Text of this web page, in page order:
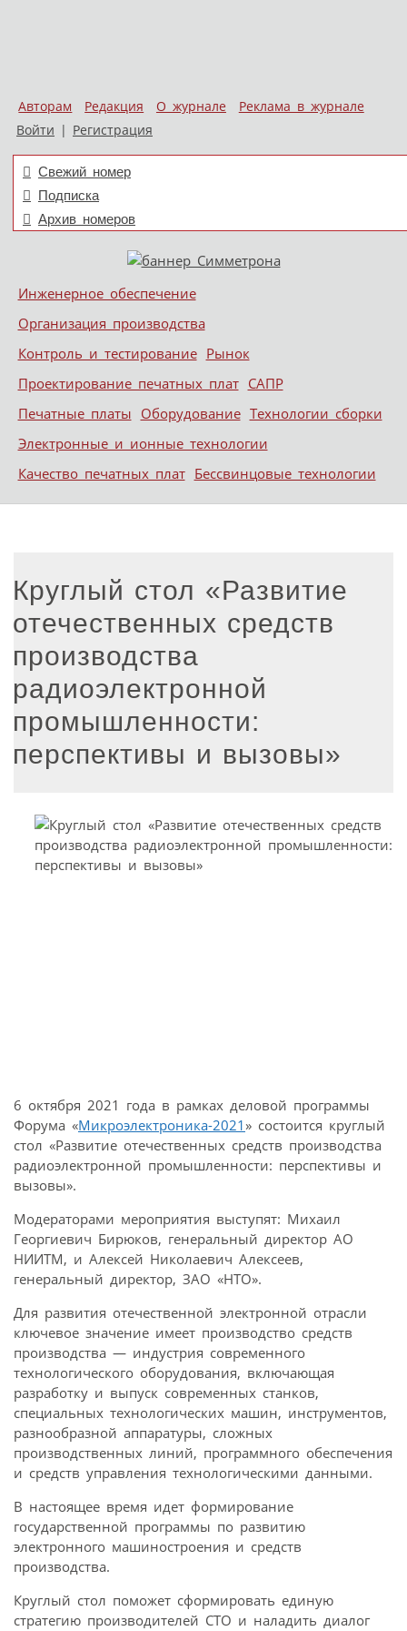
Авторам Редакция О журнале
Реклама в журнале
Войти | Регистрация
Свежий номер
Подписка
Архив номеров
Меню
Skip to content
Инженерное обеспечение
Организация производства
Контроль и тестирование Рынок
Проектирование печатных плат САПР
Печатные платы Оборудование Технологии сборки
Электронные и ионные технологии
Качество печатных плат Бессвинцовые технологии
Круглый стол «Развитие
отечественных средств
производства
радиоэлектронной
промышленности:
перспективы и вызовы»
6 октября 2021 года в рамках деловой программы
Форума «Микроэлектроника-2021» состоится круглый
стол «Развитие отечественных средств производства
радиоэлектронной промышленности: перспективы и
вызовы».
Модераторами мероприятия выступят: Михаил
Георгиевич Бирюков, генеральный директор АО
НИИТМ, и Алексей Николаевич Алексеев,
генеральный директор, ЗАО «НТО».
Для развития отечественной электронной отрасли
ключевое значение имеет производство средств
производства — индустрия современного
технологического оборудования, включающая
разработку и выпуск современных станков,
специальных технологических машин, инструментов,
разнообразной аппаратуры, сложных
производственных линий, программного обеспечения
и средств управления технологическими данными.
В настоящее время идет формирование
государственной программы по развитию
электронного машиностроения и средств
производства.
Круглый стол поможет сформировать единую
стратегию производителей СТО и наладить диалог